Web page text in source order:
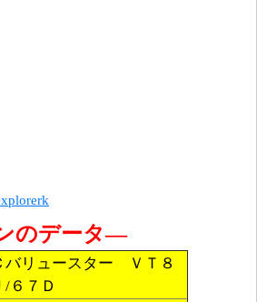
のデータ―
バリュースター ＶＴ８
/６７Ｄ